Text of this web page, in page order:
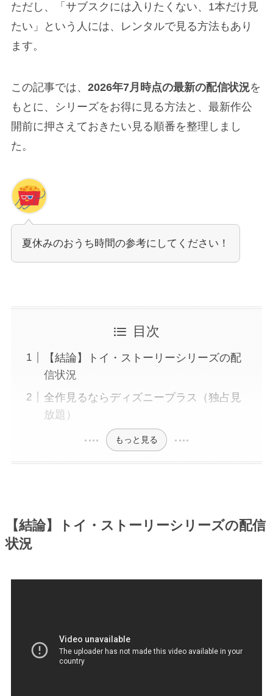
ただし、「サブスクには入りたくない、1本だけ見
たい」という人には、レンタルで見る方法もあり
ます。
この記事では、 2026年7月時点の最新の配信状況を
もとに、シリーズをお得に見る方法と、最新作公
開前に押さえておきたい見る順番を整理しまし
た。
夏休みのおうち時間の参考にしてください！
目次
【結論】トイ・ストーリーシリーズの配
信状況
全作見るならディズニープラス（独占見
放題）
もっと見る
【結論】トイ・ストーリーシリーズの配信
状況